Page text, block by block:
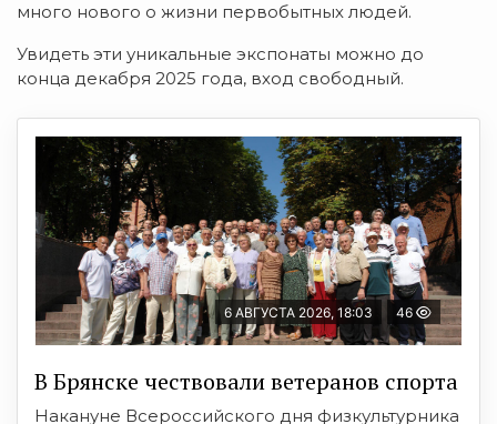
много нового о жизни первобытных людей.
Увидеть эти уникальные экспонаты можно до
конца декабря 2025 года, вход свободный.
6 АВГУСТА 2026, 18:03 46
В Брянске чествовали ветеранов спорта
Накануне Всероссийского дня физкультурника